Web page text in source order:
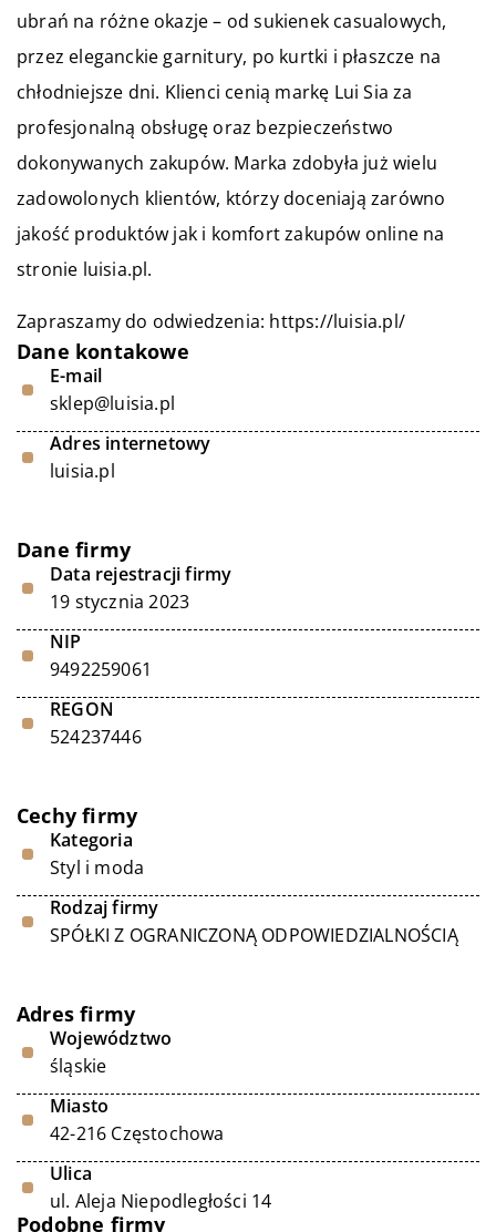
ubrań na różne okazje – od sukienek casualowych,
przez eleganckie garnitury, po kurtki i płaszcze na
chłodniejsze dni. Klienci cenią markę Lui Sia za
profesjonalną obsługę oraz bezpieczeństwo
dokonywanych zakupów. Marka zdobyła już wielu
zadowolonych klientów, którzy doceniają zarówno
jakość produktów jak i komfort zakupów online na
stronie luisia.pl.
Zapraszamy do odwiedzenia: https://luisia.pl/
Dane kontakowe
E-mail
sklep@luisia.pl
Adres internetowy
luisia.pl
Dane firmy
Data rejestracji firmy
19 stycznia 2023
NIP
9492259061
REGON
524237446
Cechy firmy
Kategoria
Styl i moda
Rodzaj firmy
SPÓŁKI Z OGRANICZONĄ ODPOWIEDZIALNOŚCIĄ
Adres firmy
Województwo
śląskie
Miasto
42-216 Częstochowa
Ulica
ul. Aleja Niepodległości 14
Podobne firmy